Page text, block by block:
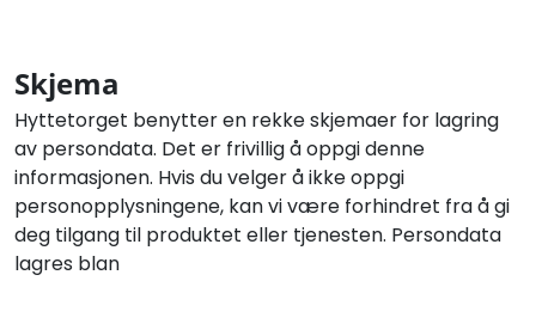
Skjema
Hyttetorget benytter en rekke skjemaer for lagring
av persondata. Det er frivillig å oppgi denne
informasjonen. Hvis du velger å ikke oppgi
personopplysningene, kan vi være forhindret fra å gi
deg tilgang til produktet eller tjenesten. Persondata
lagres blan